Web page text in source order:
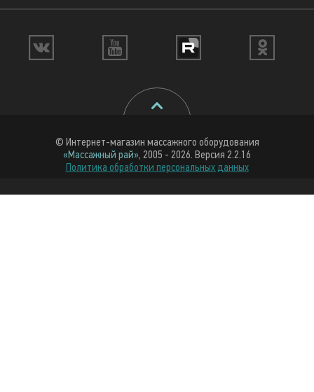
© Интернет-магазин массажного оборудования
«Массажный рай», 2005 - 2026. Версия 2.2.16
Политика обработки персональных данных